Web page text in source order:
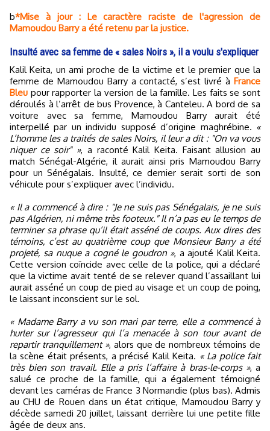
b*Mise à jour : Le caractère raciste de l'agression de
Mamoudou Barry a été retenu par la justice.
Insulté avec sa femme de « sales Noirs », il a voulu s'expliquer
Kalil Keita, un ami proche de la victime et le premier que la
femme de Mamoudou Barry a contacté, s’est livré à France
Bleu pour rapporter la version de la famille. Les faits se sont
déroulés à l’arrêt de bus Provence, à Canteleu. A bord de sa
voiture avec sa femme, Mamoudou Barry aurait été
interpellé par un individu supposé d’origine maghrébine. «
L’homme les a traités de sales Noirs, il leur a dit : "On va vous
niquer ce soir" », a raconté Kalil Keita. Faisant allusion au
match Sénégal-Algérie, il aurait ainsi pris Mamoudou Barry
pour un Sénégalais. Insulté, ce dernier serait sorti de son
véhicule pour s’expliquer avec l’individu.
« Il a commencé à dire : "Je ne suis pas Sénégalais, je ne suis
pas Algérien, ni même très footeux." Il n’a pas eu le temps de
terminer sa phrase qu’il était asséné de coups. Aux dires des
témoins, c’est au quatrième coup que Monsieur Barry a été
projeté, sa nuque a cogné le goudron », a ajouté Kalil Keita.
Cette version coïncide avec celle de la police, qui a déclaré
que la victime avait tenté de se relever quand l’assaillant lui
aurait asséné un coup de pied au visage et un coup de poing,
le laissant inconscient sur le sol.
« Madame Barry a vu son mari par terre, elle a commencé à
hurler sur l’agresseur qui l’a menacée à son tour avant de
repartir tranquillement », alors que de nombreux témoins de
la scène était présents, a précisé Kalil Keita. « La police fait
très bien son travail. Elle a pris l’affaire à bras-le-corps », a
salué ce proche de la famille, qui a également témoigné
devant les caméras de France 3 Normandie (plus bas). Admis
au CHU de Rouen dans un état critique, Mamoudou Barry y
décède samedi 20 juillet, laissant derrière lui une petite fille
âgée de deux ans.